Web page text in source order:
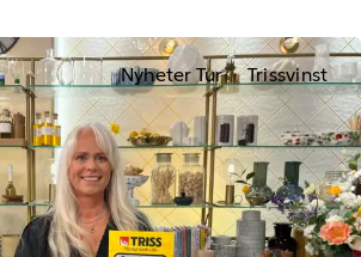
Nyheter Tur Trissvinst